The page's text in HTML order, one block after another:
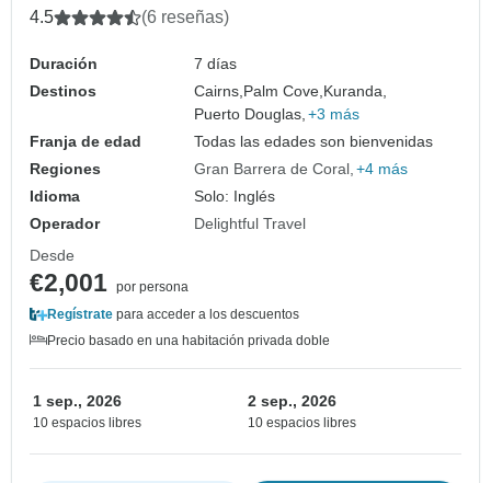
4.5 (6 reseñas)
Duración
7 días
Destinos
Cairns, Palm Cove, Kuranda,
Puerto Douglas, +3 más
Franja de edad
Todas las edades son bienvenidas
Regiones
Gran Barrera de Coral +4 más
Idioma
Solo: Inglés
Operador
Delightful Travel
Desde
€2,001 por persona
Regístrate para acceder a los descuentos
Precio basado en una habitación privada doble
1 sep., 2026
10 espacios libres
2 sep., 2026
10 espacios libres